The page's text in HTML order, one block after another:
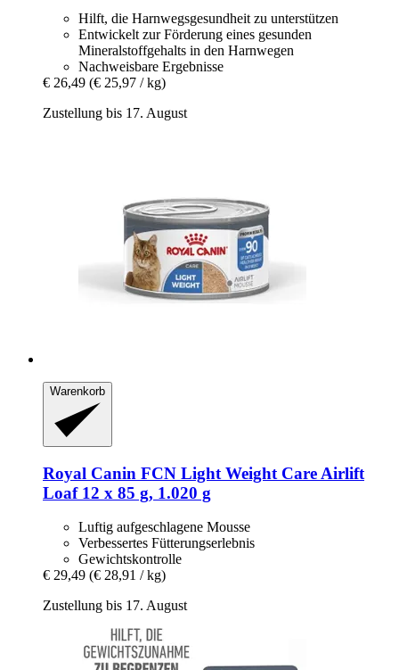
Hilft, die Harnwegsgesundheit zu unterstützen
Entwickelt zur Förderung eines gesunden
Mineralstoffgehalts in den Harnwegen
Nachweisbare Ergebnisse
€ 26,49 (€ 25,97 / kg)
Zustellung bis 17. August
Warenkorb
Royal Canin FCN Light Weight Care Airlift
Loaf 12 x 85 g, 1.020 g
Luftig aufgeschlagene Mousse
Verbessertes Fütterungserlebnis
Gewichtskontrolle
€ 29,49 (€ 28,91 / kg)
Zustellung bis 17. August